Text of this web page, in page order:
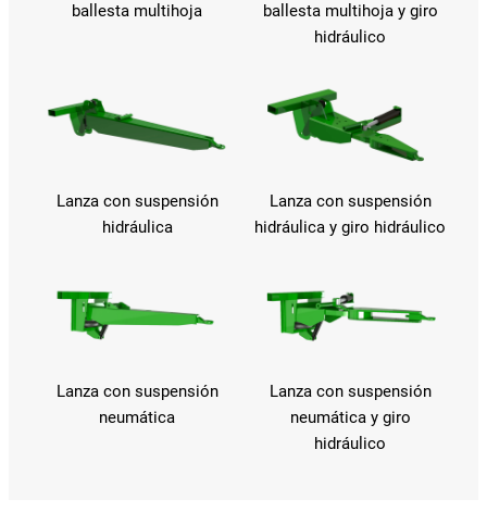
ballesta multihoja
ballesta multihoja y giro
hidráulico
Lanza con suspensión
hidráulica
Lanza con suspensión
hidráulica y giro hidráulico
Lanza con suspensión
neumática
Lanza con suspensión
neumática y giro
hidráulico